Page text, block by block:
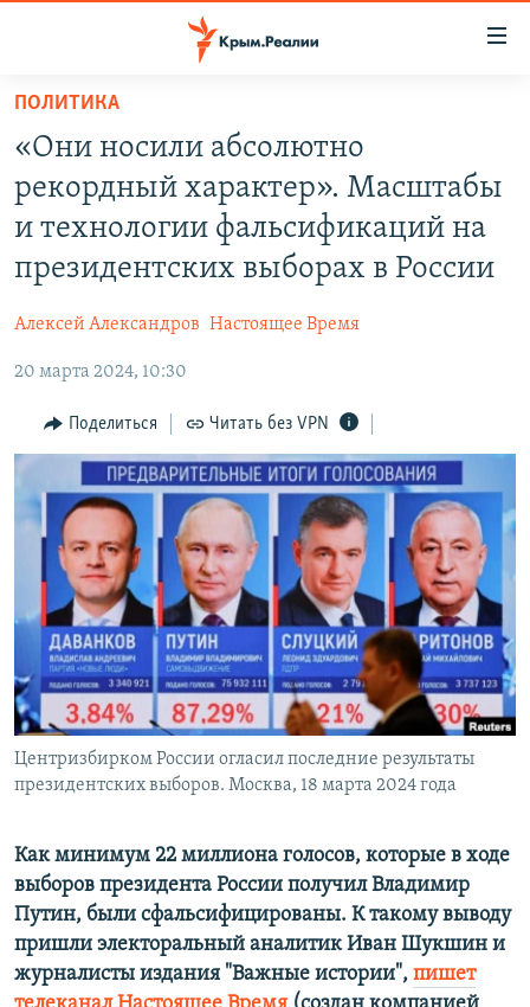
Вернуться
основному
содержанию
Вернутся
главной
Вернутся
КАРТА ВОЕННЫХ ОБЪЕКТОВ КРЫМА
ВОДА
ИНФОГРАФИКА
ТЕЛЕПРОЕКТ КРЫМ.РЕАЛИИ
СОВЕТЫ ПРАВОЗАЩИТНИКОВ
ПРОПАВШИЕ БЕЗ ВЕСТИ
ПОБЕДИТЕЛЕЙ НЕ СУДЯТ?
КРЫМ.НЕПОКОРЕННЫЙ
ELIFBE
УКРАИНСКАЯ ПРОБЛЕМА КРЫМА
РАДІО СВОБОДА
КАК ОБОЙТИ БЛОКИРОВКУ
Qırımtatar
ПРИСОЕДИНЯЙТЕСЬ!
Все сайты RFE/RL
ПОЛИТИКА
«Они носили абсолютно
рекордный характер». Масштабы
и технологии фальсификаций на
президентских выборах в России
Алексей Александров Настоящее Время
20 марта 2024, 10:30
Поделиться Читать без VPN
Центризбирком России огласил последние результаты
президентских выборов. Москва, 18 марта 2024 года
Как минимум 22 миллиона голосов, которые в ходе
выборов президента России получил Владимир
Путин, были сфальсифицированы. К такому выводу
пришли электоральный аналитик Иван Шукшин и
журналисты издания "Важные истории", пишет